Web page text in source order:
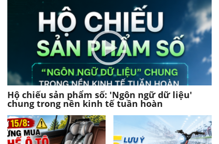
Hộ chiếu sản phẩm số: 'Ngôn ngữ dữ liệu'
chung trong nền kinh tế tuần hoàn